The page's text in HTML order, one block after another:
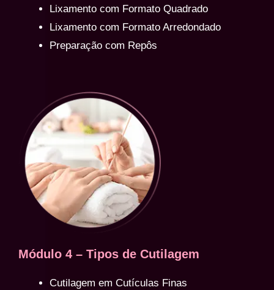
Lixamento com Formato Quadrado
Lixamento com Formato Arredondado
Preparação com Repôs
Módulo 4 – Tipos de Cutilagem
Cutilagem em Cutículas Finas